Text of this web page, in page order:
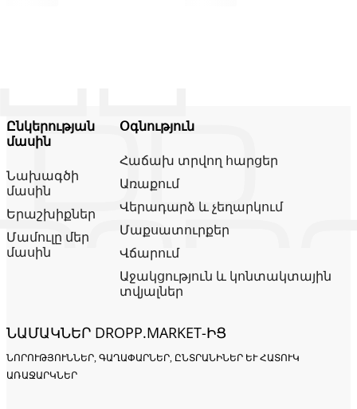
Ընկերության
մասին
Նախագծի
մասին
Երաշխիքներ
Մամուլը մեր
մասին
Օգնություն
Հաճախ տրվող հարցեր
Առաքում
Վերադարձ և չեղարկում
Մաքսատուրքեր
Վճարում
Աջակցություն և կոնտակտային
տվյալներ
ՆԱՄԱԿՆԵՐ DROPP.MARKET-ԻՑ
ՆՈՐՈՒԹՅՈՒՆՆԵՐ, ԳԱՂԱՓԱՐՆԵՐ, ԸՆՏՐԱՆԻՆԵՐ ԵՒ ՀԱՏՈՒԿ Ա
ՌԱՋԱՐԿՆԵՐ